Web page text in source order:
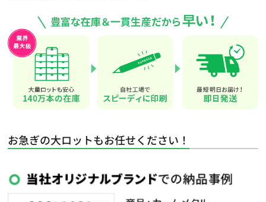
お急ぎの大ロットもお任せください！